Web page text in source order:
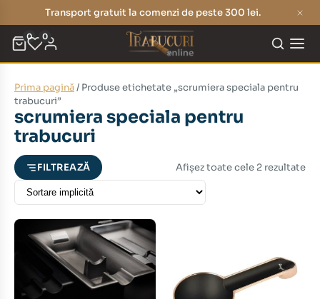
Transport gratuit la comenzi de peste 300 lei.
0 0
Prima pagină/ Produse etichetate „scrumiera speciala pentru
trabucuri”
scrumiera speciala pentru
trabucuri
FILTREAZĂ Afișez toate cele 2 rezultate